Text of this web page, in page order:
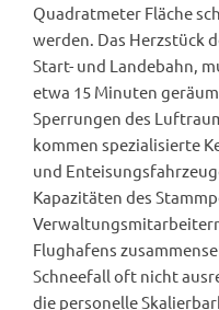
Quadratmeter Fläche
werden. Das Herzstück
Start- und Landebahn,
etwa 15 Minuten
Sperrungen des
kommen spezialisierte
und
Kapazitäten des
Flughafens
Schneefall oft nicht
die personelle